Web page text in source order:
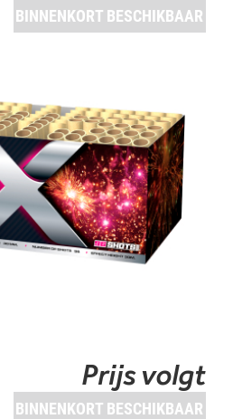
BINNENKORT BESCHIKBAAR
Prijs volgt
BINNENKORT BESCHIKBAAR